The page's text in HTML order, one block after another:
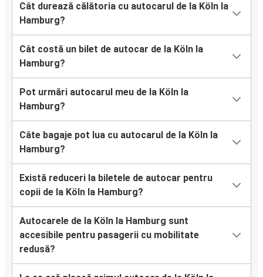
Cât durează călătoria cu autocarul de la Köln la
Hamburg?
Cât costă un bilet de autocar de la Köln la
Hamburg?
Pot urmări autocarul meu de la Köln la
Hamburg?
Câte bagaje pot lua cu autocarul de la Köln la
Hamburg?
Există reduceri la biletele de autocar pentru
copii de la Köln la Hamburg?
Autocarele de la Köln la Hamburg sunt
accesibile pentru pasagerii cu mobilitate
redusă?